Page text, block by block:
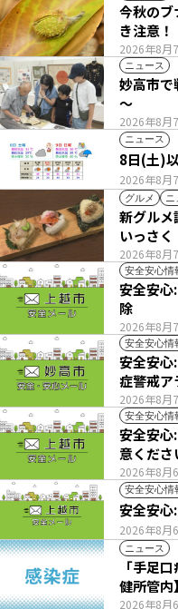
2026年8月
今秋のブナは
き注意！
ニュース
2026年8月
妙高市で
～
ニュース
2026年8月
グルメ ニ
2026年8月
新グル
いっさく
安全安心情
2026年8月
安全安心
除
安全安心情
2026年8月
安全安心
症警戒ア
安全安心情
2026年8月
安全安心
意くださ
安全安心情
2026年8月
安全安心
ニュース
2026年8月
「手足口病」流行 前
健所管内】